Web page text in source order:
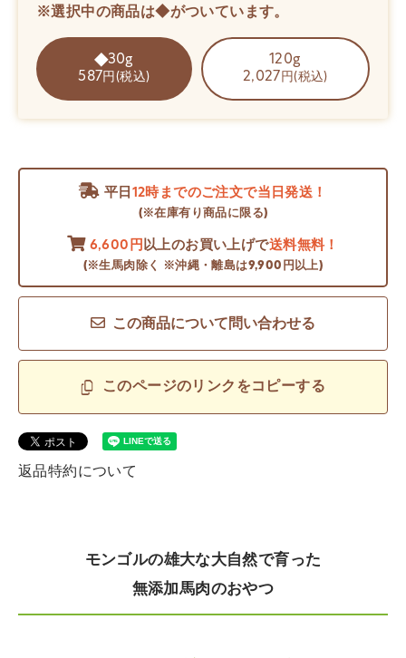
※選択中の商品は◆がついています。
30g
587 円(税込)
120g
2,027 円(税込)
平日 12時までのご注文で当日発送！
(※在庫有り商品に限る)
6,600円 以上のお買い上げで送料無料！
(※生馬肉除く ※沖縄・離島は9,900円以上)
この商品について問い合わせる
このページのリンクをコピーする
返品特約について
モンゴルの雄大な大自然で育った
無添加馬肉のおやつ